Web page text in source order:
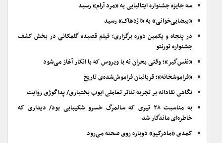
سه جایزه جشنواره ایتالیایی به «مرد آرام» رسید
«بیضایی‌خوانی» به «اژدهاک» رسید
در پنجاه و یکمین دوره برگزاری؛ فیلم قصیده گلمکانی در بخش کشف
جشنواره تورنتو
«نفس‌گیر»؛ وقتی بحران نه با ویروس که با انکار آغاز می‌شود
«فراموشخانه»؛ قربانیان فراموش‌شده‌ی تاریخ
نگاهی نقادانه بر تجربه تئاتر تعاملی ایوب بختیاری/ پداگوژی روایت
به مناسبت ۲۸ تیری که سالمرگ خسرو شکیبایی بود/ دیداری که
خاطره‌ای ماندگار شد
کمدی «مادرکیو» دوباره روی صحنه می‌رود